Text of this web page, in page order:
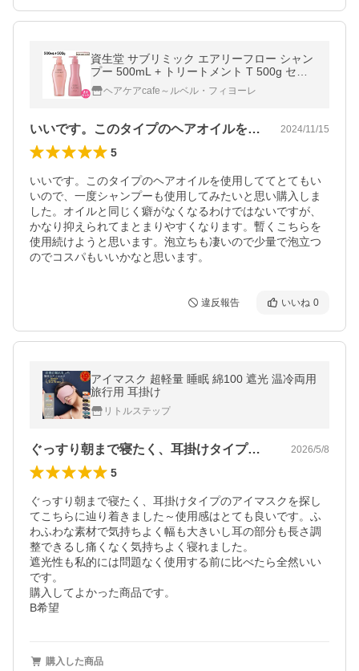
資生堂 サブリミック エアリーフロー シャン
プー 500mL + トリートメント T 500g セッ
トヘアケアcafe～ルベル・フィヨーレ
いいです。このタイプのヘアオイルを使用… 2024/11/15
5
いいです。このタイプのヘアオイルを使用しててとてもい
いので、一度シャンプーも使用してみたいと思い購入しま
した。オイルと同じく癖がなくなるわけではないですが、
かなり抑えられてまとまりやすくなります。暫くこちらを
使用続けようと思います。泡立ちも凄いので少量で泡立つ
のでコスパもいいかなと思います。
違反報告 いいね 0
アイマスク 超軽量 睡眠 綿100 遮光 温冷両用
旅行用 耳掛け
リトルステップ
ぐっすり朝まで寝たく、耳掛けタイプのア… 2026/5/8
5
ぐっすり朝まで寝たく、耳掛けタイプのアイマスクを探し
てこちらに辿り着きました～使用感はとても良いです。ふ
わふわな素材で気持ちよく幅も大きいし耳の部分も長さ調
整できるし痛くなく気持ちよく寝れました。
遮光性も私的には問題なく使用する前に比べたら全然いい
です。
購入してよかった商品です。
B希望
購入した商品